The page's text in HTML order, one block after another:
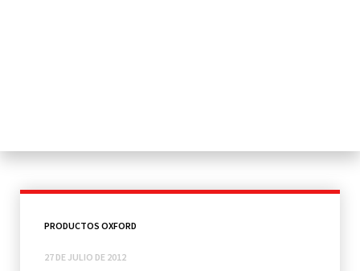
PRODUCTOS OXFORD
27 DE JULIO DE 2012